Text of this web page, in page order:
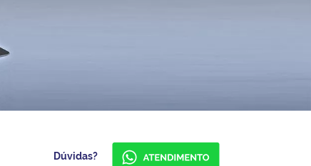
Dúvidas?